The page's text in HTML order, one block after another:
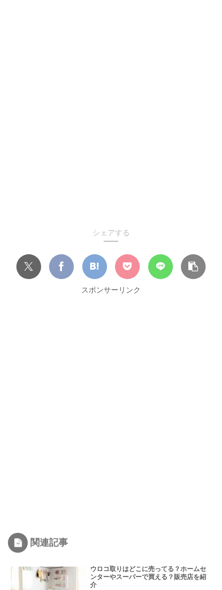
シェアする
スポンサーリンク
関連記事
ウロコ取りはどこに売ってる？ホームセ
ンターやスーパーで買える？販売店を紹
介